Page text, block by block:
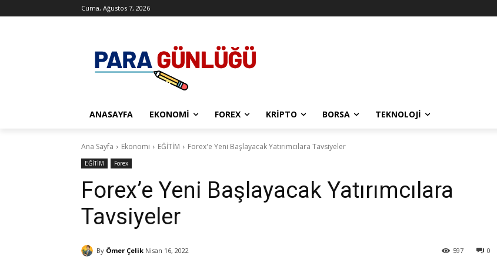
Cuma, Ağustos 7, 2026
ANASAYFA EKONOMI FOREX KRIPTO BORSA TEKNOLOJI
Ana Sayfa Ekonomi EĞİTİM Forex'e Yeni Başlayacak Yatırımcılara Tavsiyeler
EĞİTİM Forex
Forex’e Yeni Başlayacak Yatırımcılara
Tavsiyeler
By Ömer Çelik Nisan 16, 2022 0
597